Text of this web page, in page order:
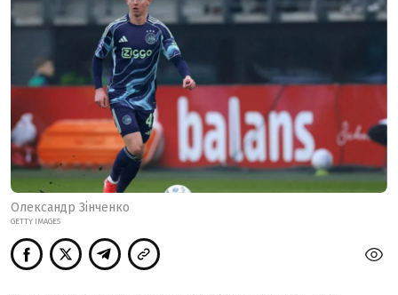
Олександр Зінченко
GETTY IMAGES